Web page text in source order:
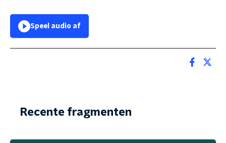
Speel audio af
Recente fragmenten